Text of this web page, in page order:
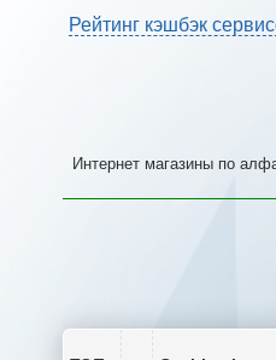
Рейтинг кэшбэк
Интернет магазины по